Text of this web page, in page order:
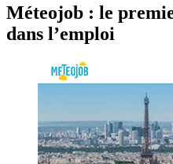
Méteojob : le
dans l’emploi